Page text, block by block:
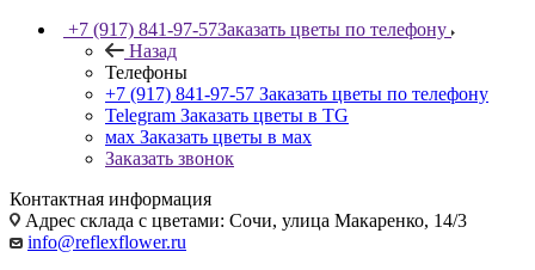
+7 (917) 841-97-57Заказать цветы по телефону
Назад
Телефоны
+7 (917) 841-97-57 Заказать цветы по телефону
Telegram Заказать цветы в TG
мах Заказать цветы в мах
Заказать звонок
Контактная информация
Адрес склада с цветами: Сочи, улица Макаренко, 14/3
info@reflexflower.ru